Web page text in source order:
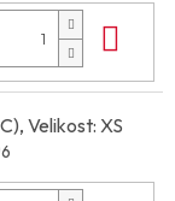
Velikost: XS